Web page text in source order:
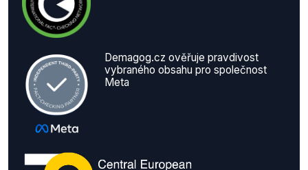
Demagog.cz ověřuje pravdivost
vybraného obsahu pro společnost
Meta